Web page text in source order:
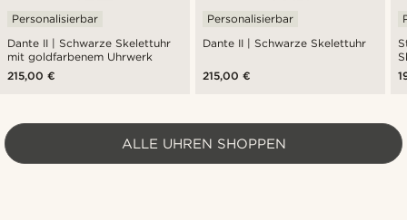
Dante II | Schwarze Skelettuhr
mit goldfarbenem Uhrwerk
Personalisierbar
215,00 €
Dante II | Schwarze Skelettuhr
Personalisierbar
215,00 €
ALLE UHREN SHOPPEN